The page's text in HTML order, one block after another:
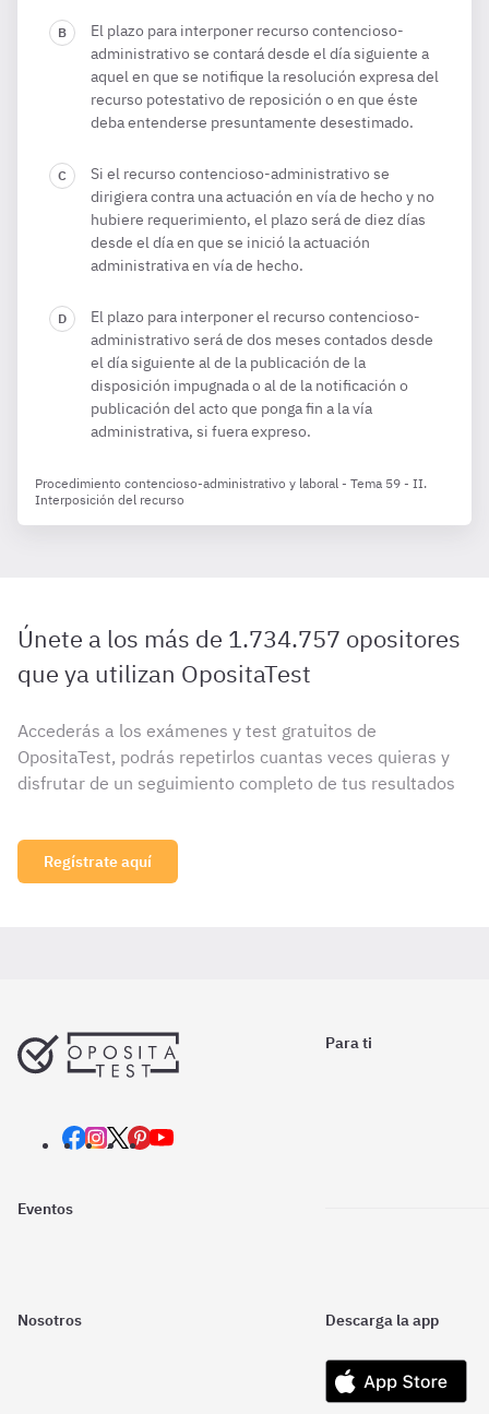
El plazo para interponer recurso contencioso-
administrativo se contará desde el día siguiente a
aquel en que se notifique la resolución expresa del
recurso potestativo de reposición o en que éste
deba entenderse presuntamente desestimado.
Si el recurso contencioso-administrativo se
dirigiera contra una actuación en vía de hecho y no
hubiere requerimiento, el plazo será de diez días
desde el día en que se inició la actuación
administrativa en vía de hecho.
El plazo para interponer el recurso contencioso-
administrativo será de dos meses contados desde
el día siguiente al de la publicación de la
disposición impugnada o al de la notificación o
publicación del acto que ponga fin a la vía
administrativa, si fuera expreso.
Procedimiento contencioso-administrativo y laboral - Tema 59 - II.
Interposición del recurso
Únete a los más de 1.734.757 opositores
que ya utilizan OpositaTest
Accederás a los exámenes y test gratuitos de
OpositaTest, podrás repetirlos cuantas veces quieras y
disfrutar de un seguimiento completo de tus resultados
Regístrate aquí
Para ti
Eventos
Nosotros Descarga la app